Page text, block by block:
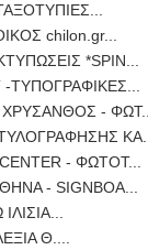
chilon.gr...
*SPIN...
ΤΥΠΟΓΡΑΦΙΚΕΣ...
- ΦΩΤ...
ΚΑ...
- ΦΩΤΟΤ...
- SIGNBOA...
Θ....